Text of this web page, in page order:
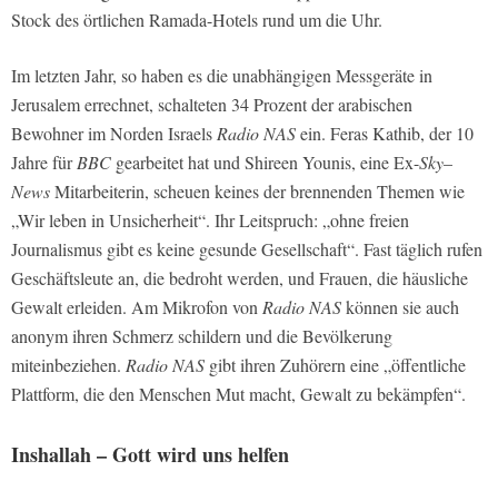
Stock des örtlichen Ramada-Hotels rund um die Uhr.
Im letzten Jahr, so haben es die unabhängigen Messgeräte in
Jerusalem errechnet, schalteten 34 Prozent der arabischen
Bewohner im Norden Israels Radio NASein. Feras Kathib, der 10
Jahre fürBBC gearbeitet hat und Shireen Younis, eine Ex-Sky–
NewsMitarbeiterin, scheuen keines der brennenden Themen wie
„Wir leben in Unsicherheit“. Ihr Leitspruch: „ohne freien
Journalismus gibt es keine gesunde Gesellschaft“. Fast täglich rufen
Geschäftsleute an, die bedroht werden, und Frauen, die häusliche
Gewalt erleiden. Am Mikrofon von Radio NASkönnen sie auch
anonym ihren Schmerz schildern und die Bevölkerung
miteinbeziehen. Radio NAS gibt ihren Zuhörern eine „öffentliche
Plattform, die den Menschen Mut macht, Gewalt zu bekämpfen“.
Inshallah – Gott wird uns helfen